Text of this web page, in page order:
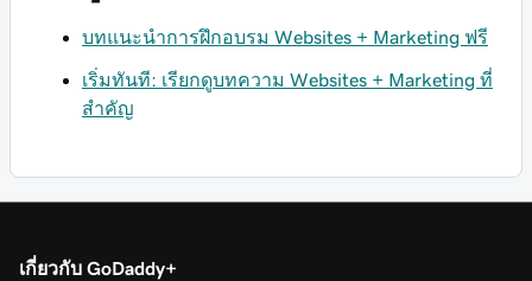
บทแนะนำการฝึกอบรม Websites + Marketing ฟรี
เริ่มทันที: เรียกดูบทความ Websites + Marketing ที่
สำคัญ
เกี่ยวกับ GoDaddy